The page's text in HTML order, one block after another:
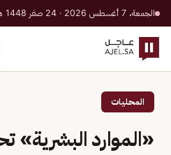
الجمعة، 7 أغسطس 2026 · 24 صفر 1448 هـ
المحليات
«الموارد